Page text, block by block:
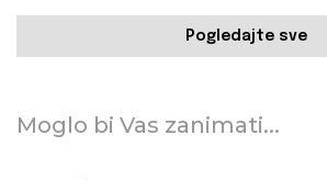
Pogledajte sve
Moglo bi Vas zanimati...